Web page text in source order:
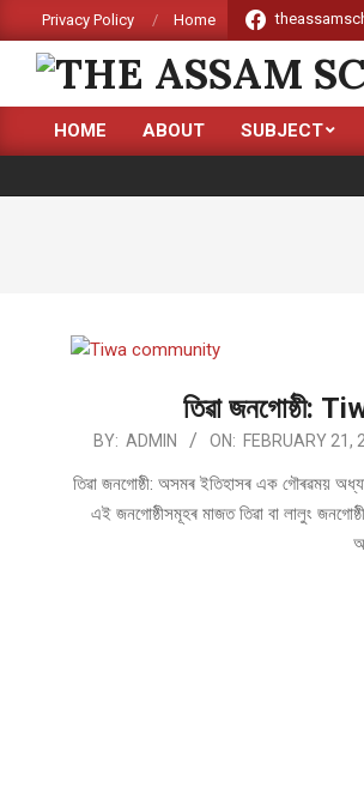
to
content
Privacy Policy Home
THE
ASSAM
SCHOLAR
Primary
Menu
HOME ABOUT SUBJECT
তিৱা জনগোষ্ঠী:
2025-
02-
BY: ADMIN ON: FEBRUARY 21,
তিৱা জনগোষ্ঠী: অসমৰ ইতিহাসৰ এক গৌৰৱময়
এই জনগোষ্ঠীসমূহৰ মাজত তিৱা বা লালুং